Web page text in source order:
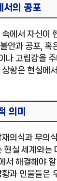
서의 공포
에서 자신이
안과 공포, 혹
나 고립감을
황은 현실에
의미
의식과 무의
현실 세계와는
서 해결해야
과 인물들은